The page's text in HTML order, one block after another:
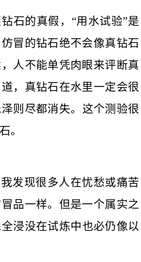
石的真假， “用水试验”是
冒的钻石绝不会像真钻石
人不能单凭肉眼来评断真
，真钻石在水里一定会很
则尽都消失。这个测验很
。
发现很多人在忧愁或痛苦
品一样。 但是一个属实之
浸没在试炼中也必仍像以